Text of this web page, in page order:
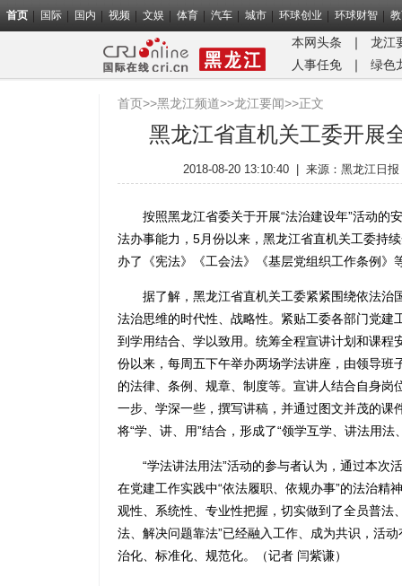
首页 国际 国内 视频 文娱 体育 汽车 城市 环球创业 环球财智
本网头条 ｜
龙江
人事任免
｜ 绿色
首页>>黑龙江频道>>龙江要闻>>正文
黑龙江省直机关工委开展
2018-08-20 13:10:40 来源： 黑龙江日报
按照黑龙江省委关于开展“法治建设年”活动的
法办事能力，5月份以来，黑龙江省直机关工委持
办了《宪法》《工会法》《基层党组织工作条例》
据了解，黑龙江省直机关工委紧紧围绕依法治
法治思维的时代性、战略性。紧贴工委各部门党
到学用结合、学以致用。统筹全程宣讲计划和课
份以来，每周五下午举办两场学法讲座，由领导
的法律、条例、规章、制度等。宣讲人结合自身
一步、学深一些，撰写讲稿，并通过图文并茂的课
将“学、讲、用”结合，形成了“领学互学、讲法用法
“学法讲法用法”活动的参与者认为，通过本次
在党建工作实践中“依法履职、依规办事”的法治精
观性、系统性、专业性把握，切实做到了全员普法
法、解决问题靠法”已经融入工作、成为共识，活
治化、标准化、规范化。（记者 闫紫谦）